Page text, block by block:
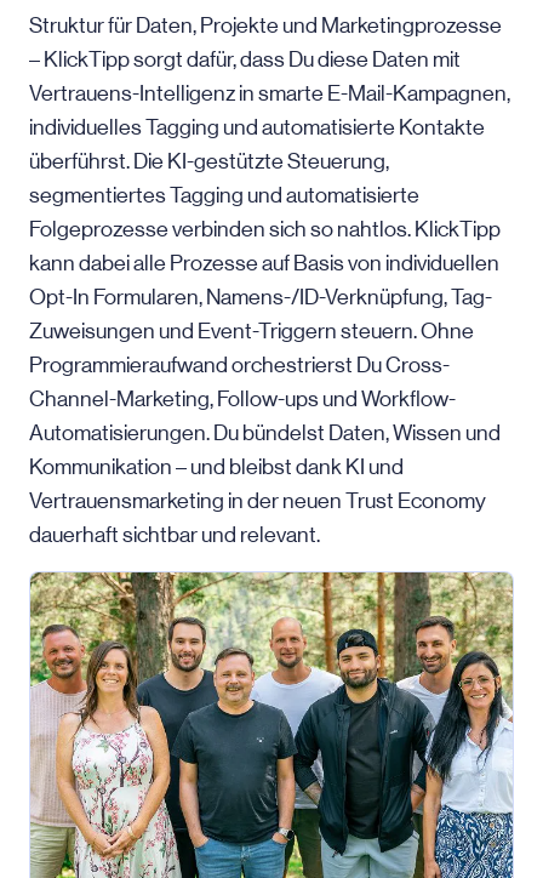
Struktur für Daten, Projekte und Marketingprozesse
– KlickTipp sorgt dafür, dass Du diese Daten mit
Vertrauens-Intelligenz in smarte E-Mail-Kampagnen,
individuelles Tagging und automatisierte Kontakte
überführst. Die KI-gestützte Steuerung,
segmentiertes Tagging und automatisierte
Folgeprozesse verbinden sich so nahtlos. KlickTipp
kann dabei alle Prozesse auf Basis von individuellen
Opt-In Formularen, Namens-/ID-Verknüpfung, Tag-
Zuweisungen und Event-Triggern steuern. Ohne
Programmieraufwand orchestrierst Du Cross-
Channel-Marketing, Follow-ups und Workflow-
Automatisierungen. Du bündelst Daten, Wissen und
Kommunikation – und bleibst dank KI und
Vertrauensmarketing in der neuen Trust Economy
dauerhaft sichtbar und relevant.